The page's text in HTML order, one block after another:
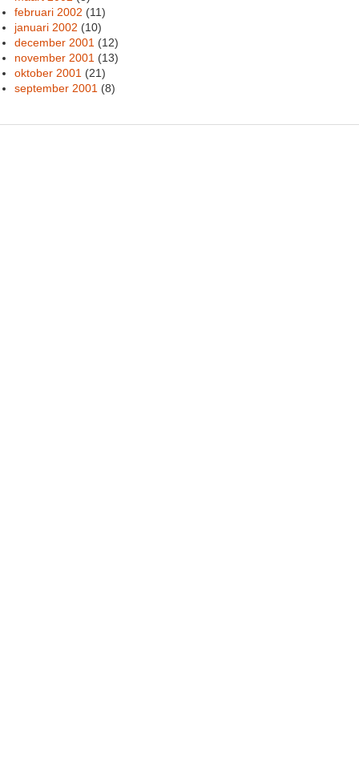
februari 2002 (11)
januari 2002 (10)
december 2001 (12)
november 2001 (13)
oktober 2001 (21)
september 2001 (8)